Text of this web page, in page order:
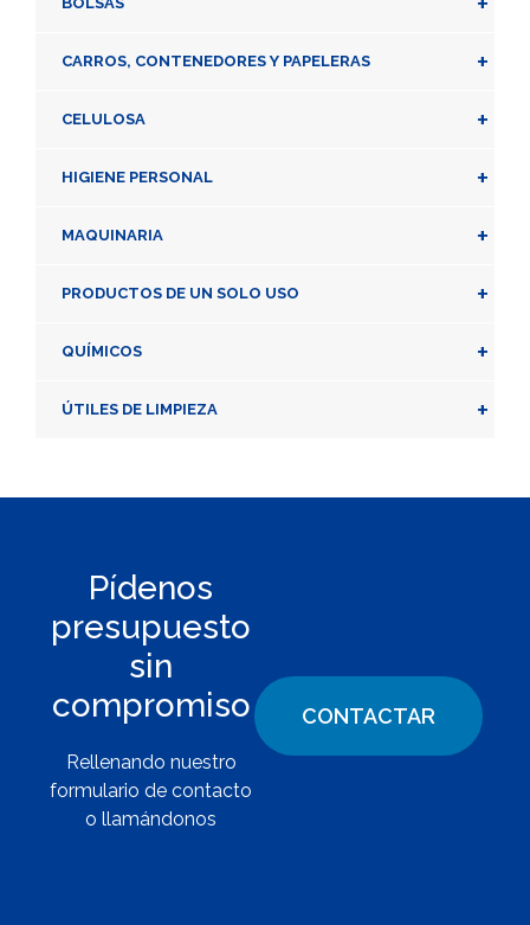
+
CARROS, CONTENEDORES Y PAPELERAS
+
CELULOSA
+
HIGIENE PERSONAL
+
MAQUINARIA
+
PRODUCTOS DE UN SOLO USO
+
QUÍMICOS
+
ÚTILES DE LIMPIEZA
Pídenos
presupuesto
sin
compromiso
Rellenando nuestro
formulario de contacto
o llamándonos
CONTACTAR